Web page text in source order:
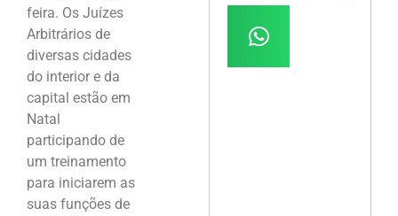
feira. Os Juízes
Arbitrários de
diversas cidades
do interior e da
capital estão em
Natal
participando de
um treinamento
para iniciarem as
suas funções de